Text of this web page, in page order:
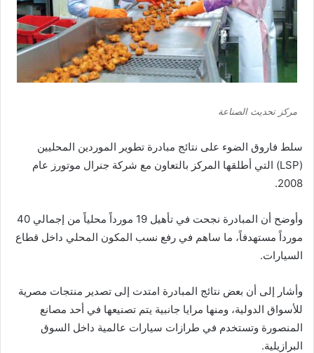
مركز تحديث الصناعة
سلط فاروق الضوء على نتائج مبادرة تطوير الموردين المحليين
(LSP) التي أطلقها المركز بالتعاون مع شركة جنرال موتورز عام
2008.
وأوضح أن المبادرة نجحت في تأهيل 19 مورداً محلياً من إجمالي 40
مورداً مستهدفاً، ما ساهم في رفع نسب المكون المحلي داخل قطاع
السيارات.
وأشار إلى أن بعض نتائج المبادرة امتدت إلى تصدير منتجات مصرية
للأسواق الدولية، ومنها مرايا جانبية يتم تصنيعها في أحد مصانع
المنصورة وتستخدم في طرازات سيارات عالمية داخل السوق
البرازيلية.